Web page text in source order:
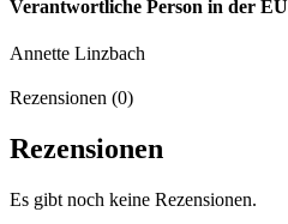
Verantwortliche Person in der EU
Annette Linzbach
Rezensionen (0)
Rezensionen
Es gibt noch keine Rezensionen.